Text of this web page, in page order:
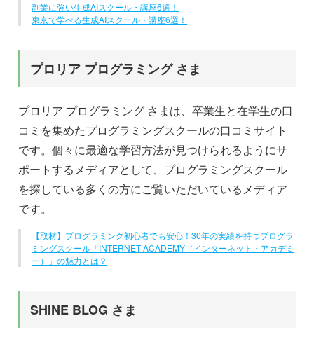
副業に強い生成AIスクール・講座6選！
東京で学べる生成AIスクール・講座6選！
プロリア プログラミング さま
プロリア プログラミング さまは、卒業生と在学生の口
コミを集めたプログラミングスクールの口コミサイト
です。個々に最適な学習方法が見つけられるようにサ
ポートするメディアとして、プログラミングスクール
を探している多くの方にご覧いただいているメディア
です。
【取材】プログラミング初心者でも安心！30年の実績を持つプログラ
ミングスクール「INTERNET ACADEMY（インターネット・アカデミ
ー）」の魅力とは？
SHINE BLOG さま